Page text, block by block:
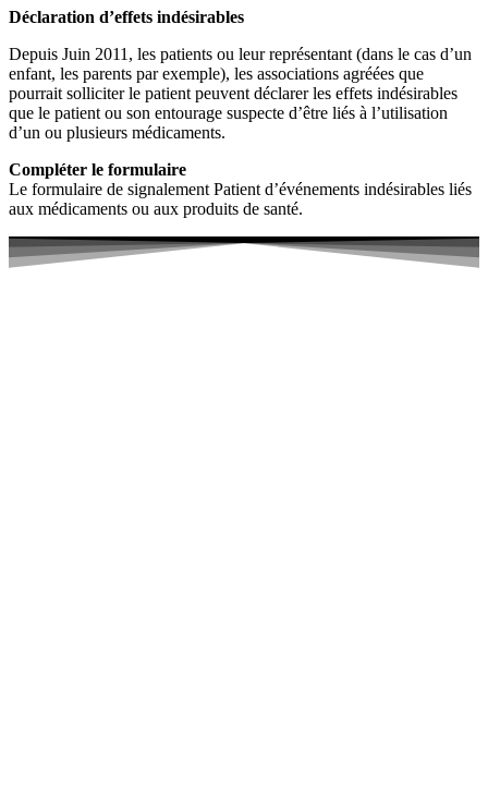
Déclaration d’effets indésirables
Depuis Juin 2011, les patients ou leur représentant (dans le cas d’un
enfant, les parents par exemple), les associations agréées que
pourrait solliciter le patient peuvent déclarer les effets indésirables
que le patient ou son entourage suspecte d’être liés à l’utilisation
d’un ou plusieurs médicaments.
Compléter le formulaire
Le formulaire de signalement Patient d’événements indésirables liés
aux médicaments ou aux produits de santé.